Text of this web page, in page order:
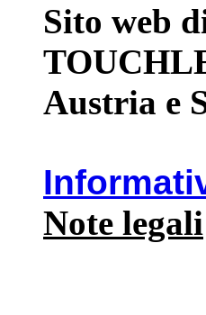
Sito web
Austria e
Note legali